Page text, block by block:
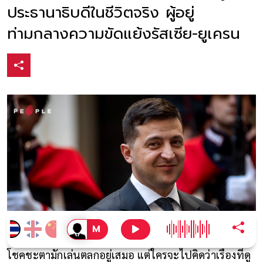
ประธานาธิบดีในชีวิตจริง ผู้อยู่
ท่ามกลางความขัดแย้งรัสเซีย-ยูเครน
โชคชะตามักเล่นตลกอยู่เสมอ แต่ใครจะไปคิดว่าเรื่องที่ดู